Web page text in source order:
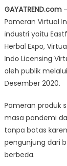
GAYATREND.com
Pameran Virtual
industri yaitu
Herbal Expo,
Indo Licensing
oleh publik
Desember 2020.
Pameran produk
masa pandemi
tanpa batas
pengunjung dari
berbeda.